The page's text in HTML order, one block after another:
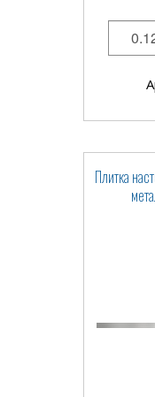
Плитка